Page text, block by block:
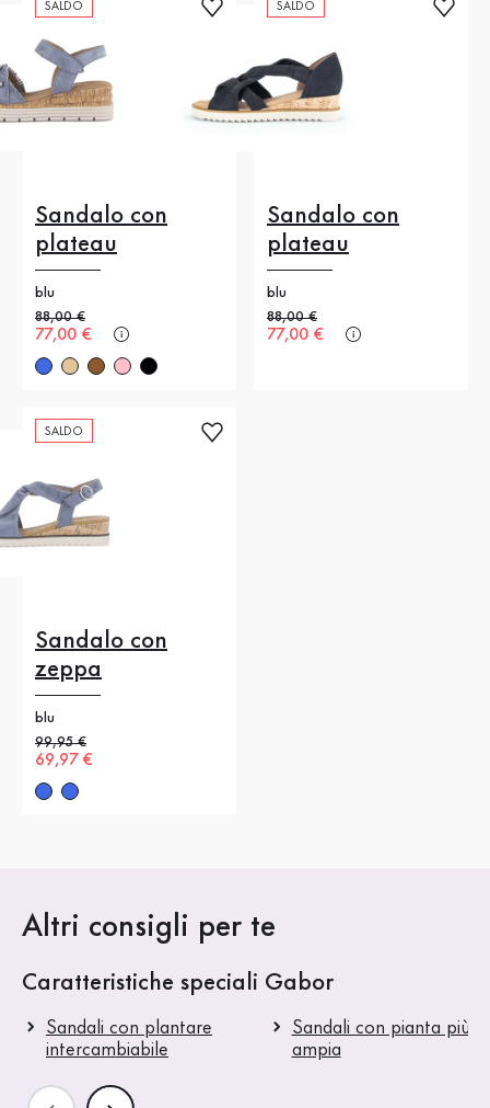
SALDO
Sandalo con
plateau
blu
Prezzo precedente
88,00 €
Nuovo prezzo
77,00 €
SALDO
Sandalo con
plateau
blu
Prezzo precedente
88,00 €
Nuovo prezzo
77,00 €
SALDO
Sandalo con
zeppa
blu
Prezzo precedente
99,95 €
Nuovo prezzo
69,97 €
Altri consigli per te
Caratteristiche speciali Gabor
Sandali con plantare
intercambiabile
Sandali con pianta più
ampia